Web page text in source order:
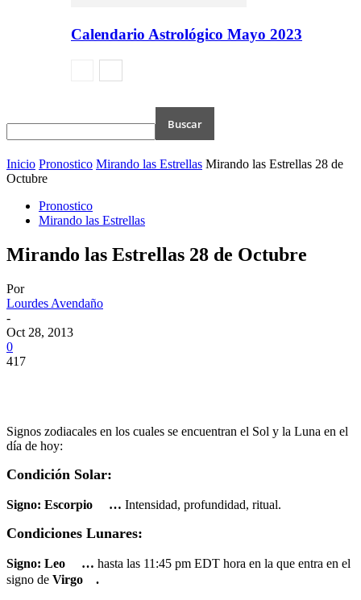
Calendario Astrológico Mayo 2023
Inicio Pronostico Mirando las Estrellas Mirando las Estrellas 28 de
Octubre
Pronostico
Mirando las Estrellas
Mirando las Estrellas 28 de Octubre
Por
Lourdes Avendaño
-
Oct 28, 2013
0
417
Signos zodiacales en los cuales se encuentran el Sol y la Luna en el
día de hoy:
Condición Solar:
Signo: Escorpio … Intensidad, profundidad, ritual.
Condiciones Lunares:
Signo: Leo … hasta las 11:45 pm EDT hora en la que entra en el
signo de Virgo .